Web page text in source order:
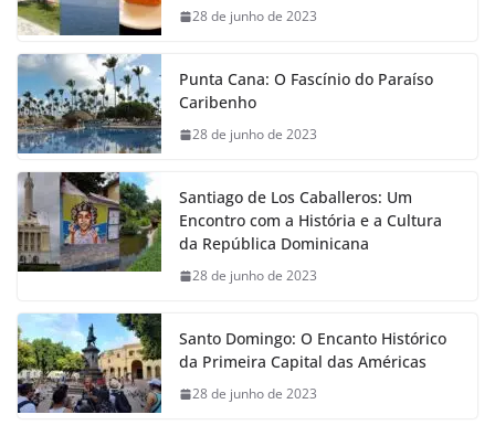
28 de junho de 2023
Punta Cana: O Fascínio do Paraíso
Caribenho
28 de junho de 2023
Santiago de Los Caballeros: Um
Encontro com a História e a Cultura
da República Dominicana
28 de junho de 2023
Santo Domingo: O Encanto Histórico
da Primeira Capital das Américas
28 de junho de 2023